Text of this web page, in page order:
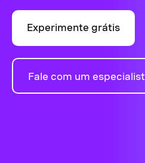
Experimente grátis
Fale com um